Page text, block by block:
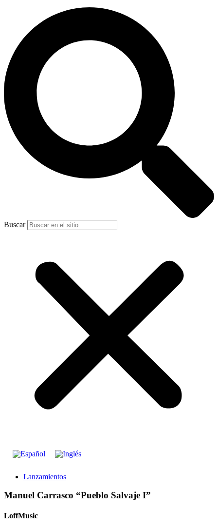
Buscar
Lanzamientos
Manuel Carrasco “Pueblo Salvaje I”
LoffMusic